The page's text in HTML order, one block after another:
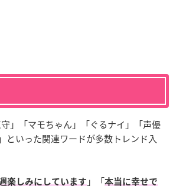
」「マモちゃん」「ぐるナイ」「声優
といった関連ワードが多数トレンド入
楽しみにしています 」「本当に幸せで